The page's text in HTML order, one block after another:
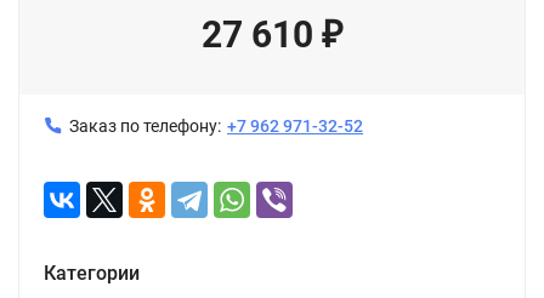
27 610 ₽
Заказ по телефону: +7 962 971-32-52
Категории